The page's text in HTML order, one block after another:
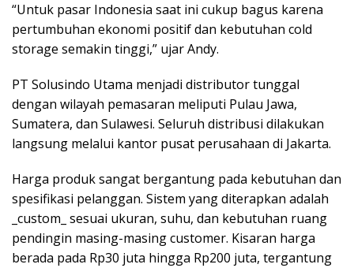
“Untuk pasar Indonesia saat ini cukup bagus karena
pertumbuhan ekonomi positif dan kebutuhan cold
storage semakin tinggi,” ujar Andy.
PT Solusindo Utama menjadi distributor tunggal
dengan wilayah pemasaran meliputi Pulau Jawa,
Sumatera, dan Sulawesi. Seluruh distribusi dilakukan
langsung melalui kantor pusat perusahaan di Jakarta.
Harga produk sangat bergantung pada kebutuhan dan
spesifikasi pelanggan. Sistem yang diterapkan adalah
_custom_ sesuai ukuran, suhu, dan kebutuhan ruang
pendingin masing-masing customer. Kisaran harga
berada pada Rp30 juta hingga Rp200 juta, tergantung